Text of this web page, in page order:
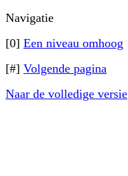
Navigatie
[0] Een niveau omhoog
[#] Volgende pagina
Naar de volledige versie